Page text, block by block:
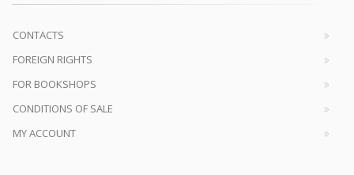
CONTACTS
FOREIGN RIGHTS
FOR BOOKSHOPS
CONDITIONS OF SALE
MY ACCOUNT